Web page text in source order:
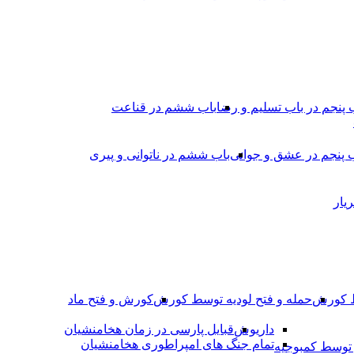
پنجم در باب تسلیم و رضاباب ششم در قناعت
پنجم در عشق و جوانىباب ششم در ناتوانى و پیرى
کورشحمله و فتح لودیه توسط کورشکورش و فتح ماد
کمبوجیه
داریوشقبایل پارسی در زمان هخامنشیان
تمام جنگ های امپراطوری هخامنشیان